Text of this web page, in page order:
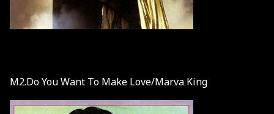
M2.Do You Want To Make Love/Marva King